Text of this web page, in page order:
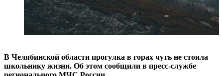
В Челябинской области прогулка в горах чуть не стоила
школьнику жизни. Об этом сообщили в пресс-службе